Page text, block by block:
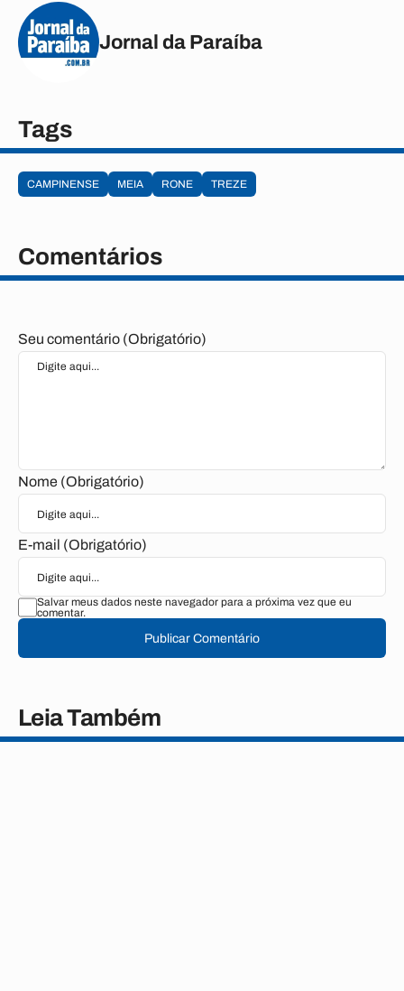
Jornal da Paraíba
Tags
CAMPINENSE MEIA RONE TREZE
Comentários
Seu comentário (Obrigatório)
Nome (Obrigatório)
E-mail (Obrigatório)
Salvar meus dados neste navegador para a próxima vez que eu
comentar.
Publicar Comentário
Leia Também